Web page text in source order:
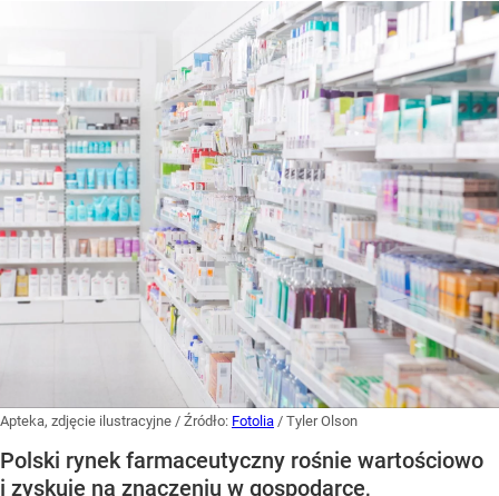
Apteka, zdjęcie ilustracyjne / Źródło: Fotolia / Tyler Olson
Polski rynek farmaceutyczny rośnie wartościowo
i zyskuje na znaczeniu w gospodarce,